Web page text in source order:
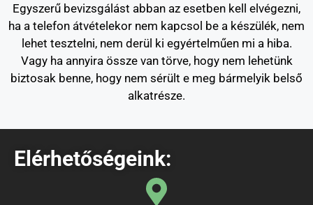
Egyszerű bevizsgálást abban az esetben kell elvégezni,
ha a telefon átvételekor nem kapcsol be a készülék, nem
lehet tesztelni, nem derül ki egyértelműen mi a hiba.
Vagy ha annyira össze van törve, hogy nem lehetünk
biztosak benne, hogy nem sérült e meg bármelyik belső
alkatrésze.
Elérhetőségeink: